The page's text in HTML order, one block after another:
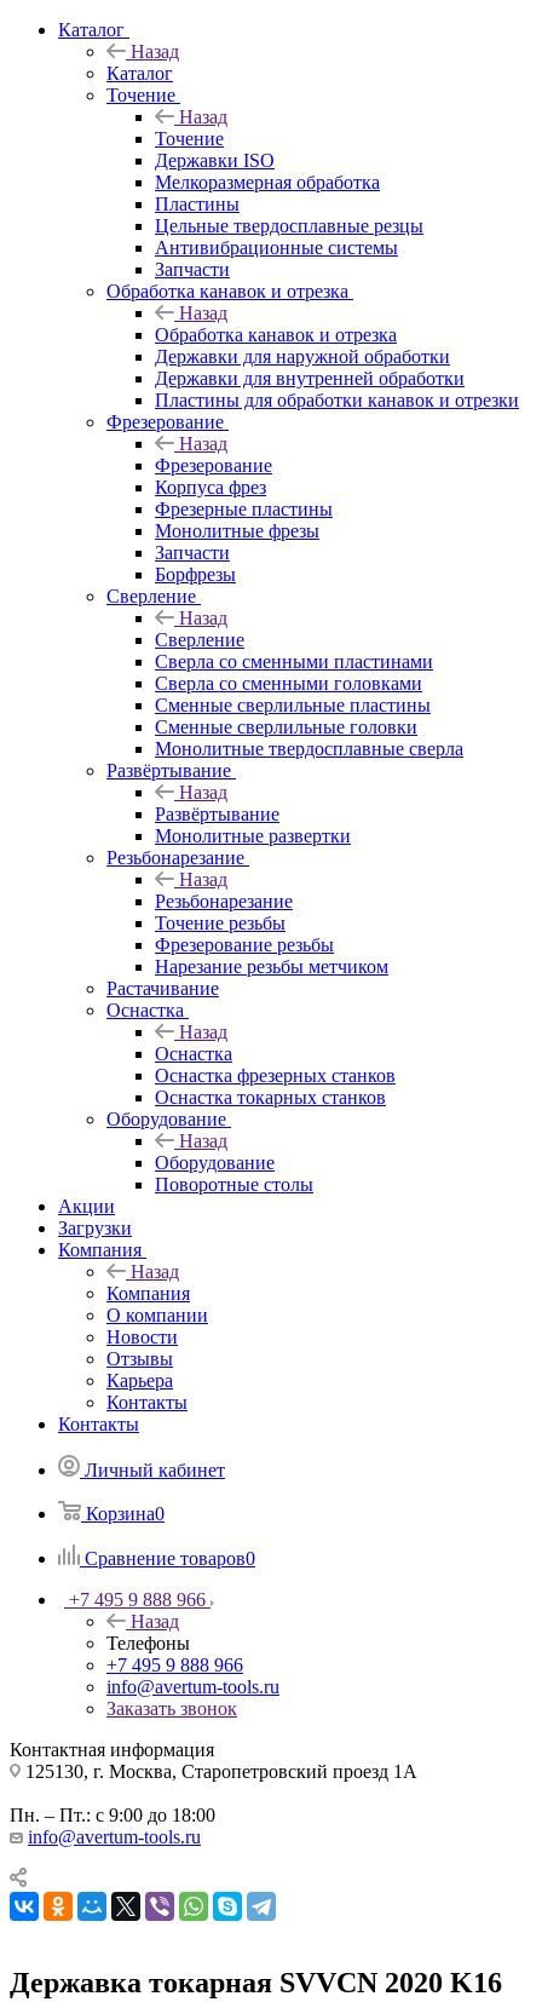
Каталог
Назад
Каталог
Точение
Назад
Точение
Державки ISO
Мелкоразмерная обработка
Пластины
Цельные твердосплавные резцы
Антивибрационные системы
Запчасти
Обработка канавок и отрезка
Назад
Обработка канавок и отрезка
Державки для наружной обработки
Державки для внутренней обработки
Пластины для обработки канавок и отрезки
Фрезерование
Назад
Фрезерование
Корпуса фрез
Фрезерные пластины
Монолитные фрезы
Запчасти
Борфрезы
Сверление
Назад
Сверление
Сверла со сменными пластинами
Сверла со сменными головками
Сменные сверлильные пластины
Сменные сверлильные головки
Монолитные твердосплавные сверла
Развёртывание
Назад
Развёртывание
Монолитные развертки
Резьбонарезание
Назад
Резьбонарезание
Точение резьбы
Фрезерование резьбы
Нарезание резьбы метчиком
Растачивание
Оснастка
Назад
Оснастка
Оснастка фрезерных станков
Оснастка токарных станков
Оборудование
Назад
Оборудование
Поворотные столы
Акции
Загрузки
Компания
Назад
Компания
О компании
Новости
Отзывы
Карьера
Контакты
Контакты
Личный кабинет
Корзина0
Сравнение товаров0
+7 495 9 888 966
Назад
Телефоны
+7 495 9 888 966
info@avertum-tools.ru
Заказать звонок
Контактная информация
125130, г. Москва, Старопетровский проезд 1А
Пн. – Пт.: с 9:00 до 18:00
info@avertum-tools.ru
Державка токарная SVVCN 2020 K16